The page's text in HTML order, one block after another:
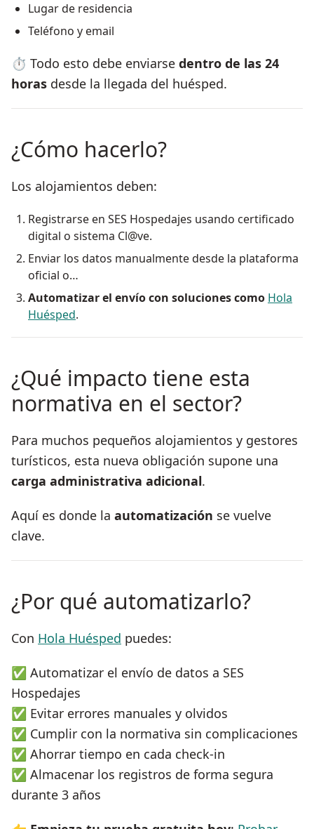
Lugar de residencia
Teléfono y email
⏱️ Todo esto debe enviarse dentro de las 24
horas desde la llegada del huésped.
¿Cómo hacerlo?
Los alojamientos deben:
Registrarse en SES Hospedajes usando certificado
digital o sistema Cl@ve.
Enviar los datos manualmente desde la plataforma
oficial o…
Automatizar el envío con soluciones como Hola
Huésped.
¿Qué impacto tiene esta
normativa en el sector?
Para muchos pequeños alojamientos y gestores
turísticos, esta nueva obligación supone una
carga administrativa adicional.
Aquí es donde la automatización se vuelve
clave.
¿Por qué automatizarlo?
Con Hola Huésped puedes:
✅ Automatizar el envío de datos a SES
Hospedajes
✅ Evitar errores manuales y olvidos
✅ Cumplir con la normativa sin complicaciones
✅ Ahorrar tiempo en cada check-in
✅ Almacenar los registros de forma segura
durante 3 años